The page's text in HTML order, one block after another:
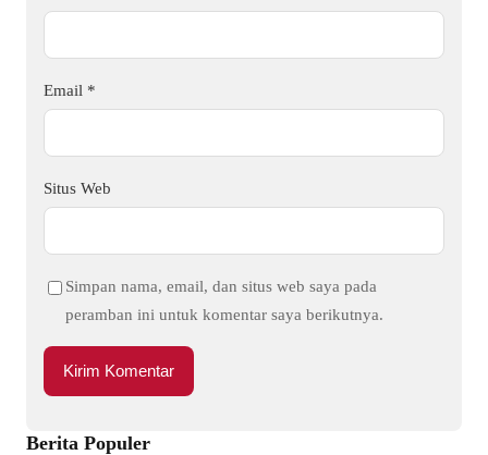
Email *
Situs Web
Simpan nama, email, dan situs web saya pada
peramban ini untuk komentar saya berikutnya.
Berita Populer